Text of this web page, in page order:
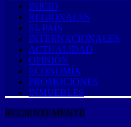
INICIO
REGIONALES
EL PAÍS
INTERNACIONALES
ACTUALIDAD
OPINIÓN
ECONOMÍA
PROMOCIONES
INMUEBLES
RECIENTEMENTE